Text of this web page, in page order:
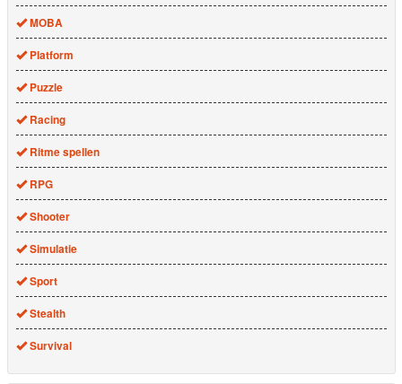
MOBA
Platform
Puzzle
Racing
Ritme spellen
RPG
Shooter
Simulatie
Sport
Stealth
Survival